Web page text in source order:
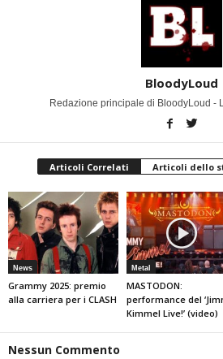
BloodyLoud
Redazione principale di BloodyLoud -
Articoli Correlati Articoli dello
News
Grammy 2025: premio
alla carriera per i CLASH
Metal
MASTODON:
performance del
Kimmel Live!’ (video)
Nessun Commento